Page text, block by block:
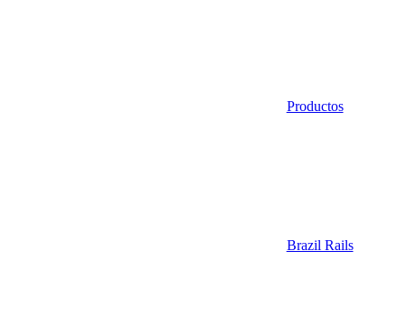
Productos
Brazil Rails